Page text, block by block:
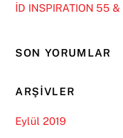
İD INSPIRATION 55
SON YORUMLAR
ARŞIVLER
Eylül 2019